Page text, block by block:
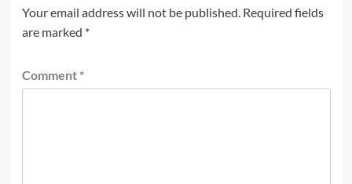
Your email address will not be published. Required fields
are marked *
Comment *